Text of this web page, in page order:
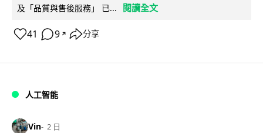
及「品質與售後服務」 已...
閱讀全文
41 9 ↗ 分享
人工智能
Vin 2 日